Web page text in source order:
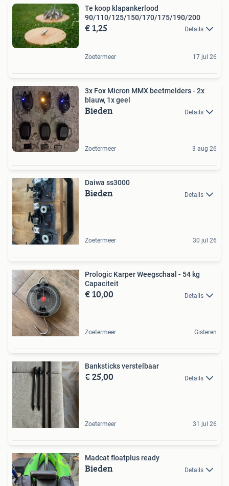
Te koop klapankerlood
90/110/125/150/170/175/190/200
€ 1,25 Details
Zoetermeer 17 jul 26
3x Fox Micron MMX beetmelders - 2x
blauw, 1x geel
Bieden Details
Zoetermeer 3 aug 26
Daiwa ss3000
Bieden Details
Zoetermeer 30 jul 26
Prologic Karper Weegschaal - 54 kg
Capaciteit
€ 10,00 Details
Zoetermeer Gisteren
Banksticks verstelbaar
€ 25,00 Details
Zoetermeer 31 jul 26
Madcat floatplus ready
Bieden Details